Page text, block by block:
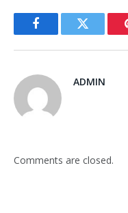
FacebookTwitter
ADMIN
Comments are closed.